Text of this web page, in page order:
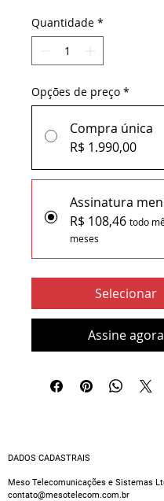
Quantidade *
Opções de preço *
Compra única
R$ 1.990,00
Assinatura
R$ 108,46 todo
meses
Selecionar
Assine agora
DADOS CADASTRAIS
Meso Telecomunicações e Sistemas
contato@mesotelecom.com.br